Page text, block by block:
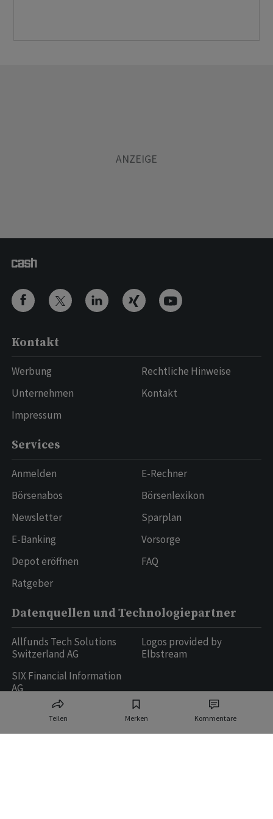
Teilen Merken Kommentare
Kontakt
Werbung
Unternehmen
Impressum
Rechtliche Hinweise
Kontakt
Services
Anmelden
Börsenabos
Newsletter
E-Banking
Depot eröffnen
Ratgeber
E-Rechner
Börsenlexikon
Sparplan
Vorsorge
FAQ
Datenquellen und Technologiepartner
Allfunds Tech Solutions
Switzerland AG
SIX Financial Information
AG
Logos provided by
Elbstream
Ringier AG | Ringier Medien Schweiz